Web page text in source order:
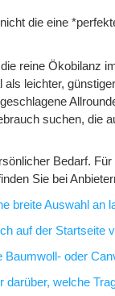
die eine
reine Ökobilanz
als leichter,
suchen, die
Bedarf.
Sie bei
breite Auswahl an
auf der Startseite
Baumwoll- oder
darüber, welche